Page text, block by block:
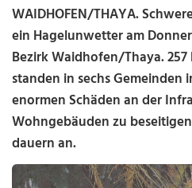
WAIDHOFEN/THAYA.
ein Hagelunwetter am
Bezirk Waidhofen/Thaya.
standen in sechs Gemeinden
enormen Schäden an der
Wohngebäuden zu
dauern an.